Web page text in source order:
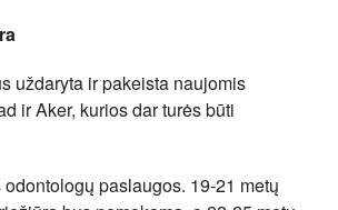
uždaryta ir pakeista naujomis
ir Aker, kurios dar turės būti
paslaugos. 19-21 metų